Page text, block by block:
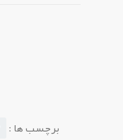
برچسب ها :